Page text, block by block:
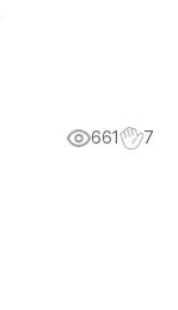
661 7